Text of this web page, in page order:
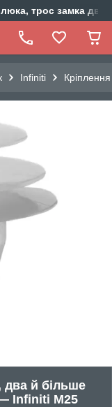
трос замка
Infiniti
два й більше
Infiniti M25